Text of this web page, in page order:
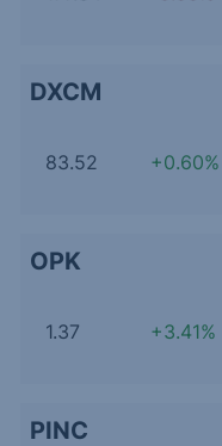
DXCM
83.52 +0.60%
OPK
1.37 +3.41%
PINC